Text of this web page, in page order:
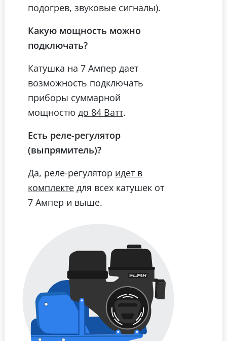
подогрев, звуковые сигналы).
Какую мощность можно
подключать?
Катушка на 7 Ампер дает
возможность подключать
приборы суммарной
мощностю до 84 Ватт.
Есть реле-регулятор
(выпрямитель)?
Да, реле-регулятор идет в
комплекте для всех катушек от
7 Ампер и выше.